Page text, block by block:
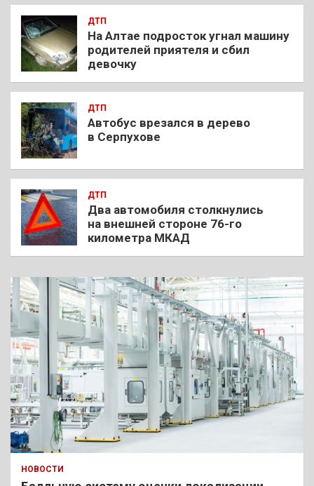
ДТП
На Алтае подросток угнал машину
родителей приятеля и сбил
девочку
ДТП
Автобус врезался в дерево
в Серпухове
ДТП
Два автомобиля столкнулись
на внешней стороне 76-го
километра МКАД
НОВОСТИ